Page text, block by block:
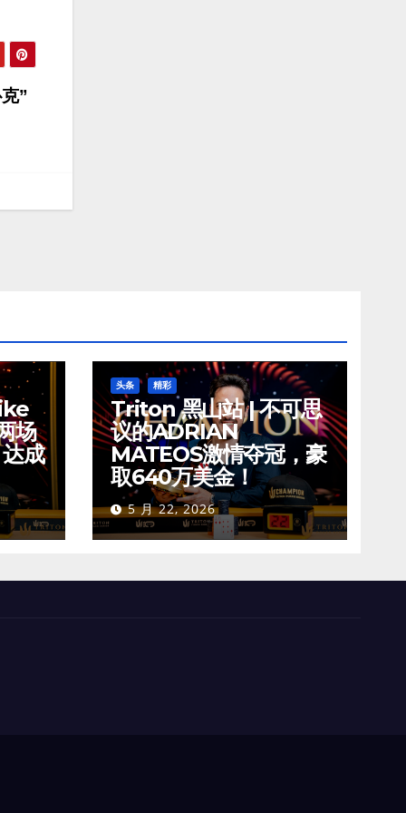
”
场
成
头条 精彩
Triton 黑山站 | 不可思
议的ADRIAN
MATEOS激情夺冠，豪
取640万美金！
5 月 22, 2026